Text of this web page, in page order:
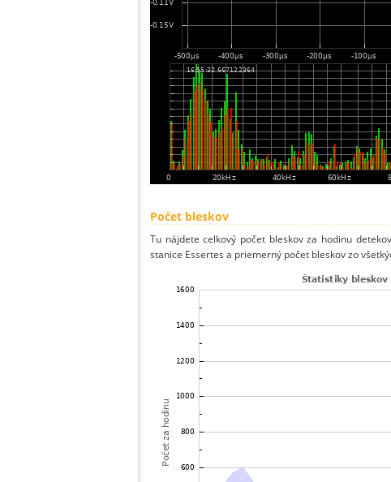
Počet bleskov
Tu nájdete celkový počet bleskov za hodinu
stanice Essertes a priemerný počet bleskov zo